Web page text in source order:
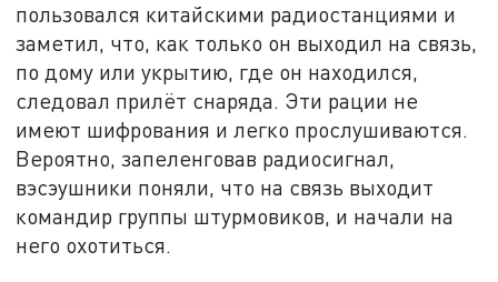
пользовался китайскими радиостанциями и
заметил, что, как только он выходил на связь,
по дому или укрытию, где он находился,
следовал прилёт снаряда. Эти рации не
имеют шифрования и легко прослушиваются.
Вероятно, запеленговав радиосигнал,
вэсэушники поняли, что на связь выходит
командир группы штурмовиков, и начали на
него охотиться.